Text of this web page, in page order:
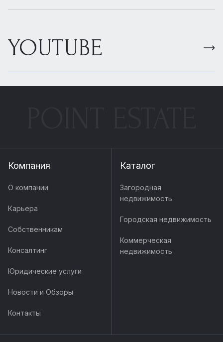
YOUTUBE
Компания
О компании
Карьера
Собственникам
Консалтинг
Юридические услуги
Новости и Обзоры
Контакты
Каталог
Загородная
недвижимость
Городская недвижимость
Коммерческая
недвижимость